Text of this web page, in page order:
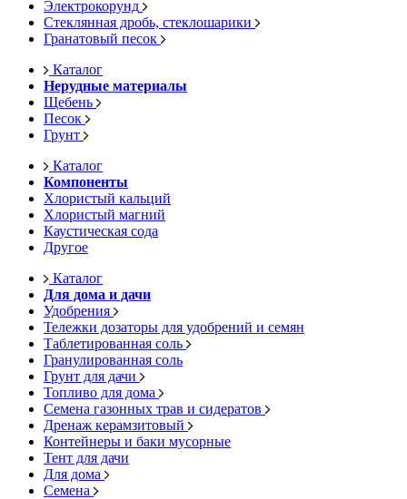
Электрокорунд
Стеклянная дробь, стеклошарики
Гранатовый песок
Каталог
Нерудные материалы
Щебень
Песок
Грунт
Каталог
Компоненты
Хлористый кальций
Хлористый магний
Каустическая сода
Другое
Каталог
Для дома и дачи
Удобрения
Тележки дозаторы для удобрений и семян
Таблетированная соль
Гранулированная соль
Грунт для дачи
Топливо для дома
Семена газонных трав и сидератов
Дренаж керамзитовый
Контейнеры и баки мусорные
Тент для дачи
Для дома
Семена